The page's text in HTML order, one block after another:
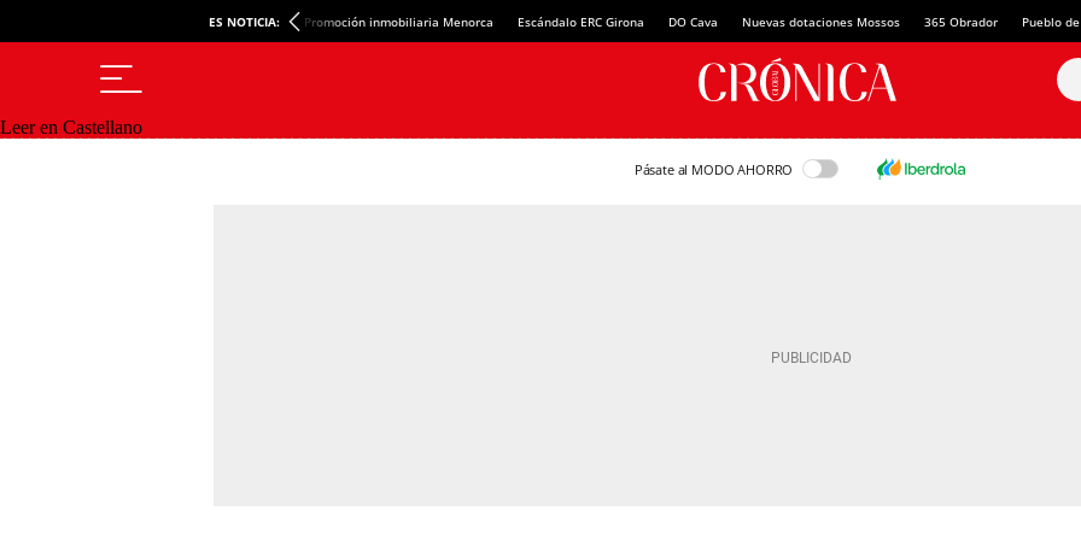
ES NOTICIA: Promoción inmobiliaria Menorca Escándalo ERC Girona DO Cava Nuevas dotaciones Mossos 365 Obrador Pueblo
Leer en Castellano
Pásate al MODO AHORRO